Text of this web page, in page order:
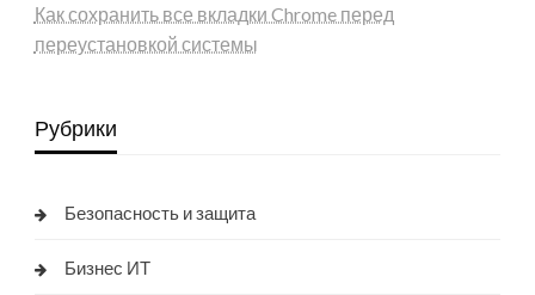
Как сохранить все вкладки Chrome перед
переустановкой системы
Рубрики
Безопасность и защита
Бизнес ИТ